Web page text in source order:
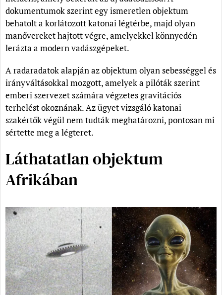
dokumentumok szerint egy ismeretlen objektum
behatolt a korlátozott katonai légtérbe, majd olyan
manővereket hajtott végre, amelyekkel könnyedén
lerázta a modern vadászgépeket.
A radaradatok alapján az objektum olyan sebességgel és
irányváltásokkal mozgott, amelyek a pilóták szerint
emberi szervezet számára végzetes gravitációs
terhelést okoznának. Az ügyet vizsgáló katonai
szakértők végül nem tudták meghatározni, pontosan mi
sértette meg a légteret.
Láthatatlan objektum
Afrikában